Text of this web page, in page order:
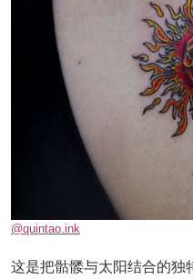
@quintao.ink
这是把骷髅与太阳结合的独